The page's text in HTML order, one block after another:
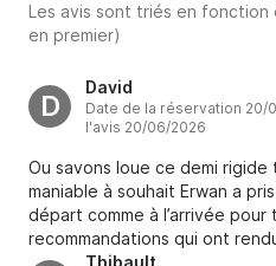
Les avis sont triés en fonction
en premier)
D
David
Date de la réservation 20/
l'avis 20/06/2026
Ou savons loue ce demi
maniable à souhait Erwan a
départ comme à l’arrivée
recommandations qui ont